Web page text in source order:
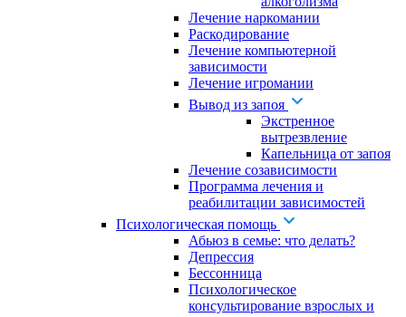
Лечение наркомании
Раскодирование
Лечение компьютерной
зависимости
Лечение игромании
Вывод из запоя
Экстренное
вытрезвление
Капельница от запоя
Лечение созависимости
Программа лечения и
реабилитации зависимостей
Психологическая помощь
Абьюз в семье: что делать?
Депрессия
Бессонница
Психологическое
консультирование взрослых и